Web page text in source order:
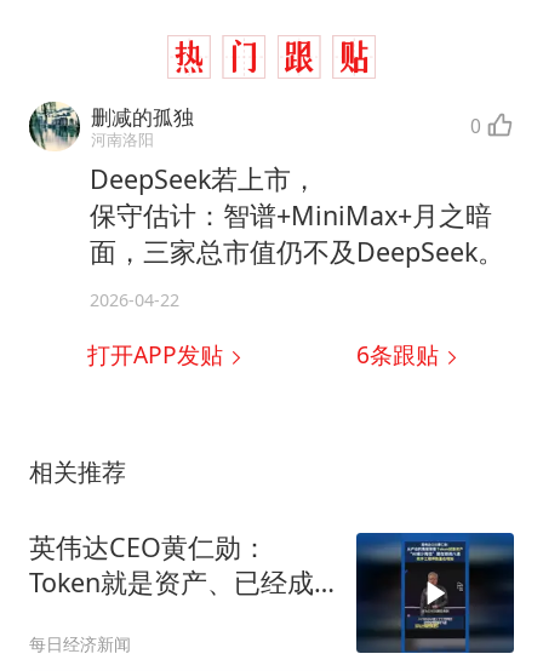
删减的孤独
河南洛阳 0
DeepSeek若上市，
保守估计：智谱+MiniMax+月之暗
面，三家总市值仍不及DeepSeek。
2026-04-22
打开APP发贴 6条跟贴
相关推荐
英伟达CEO黄仁勋：
Token就是资产、已经成
每日经济新闻